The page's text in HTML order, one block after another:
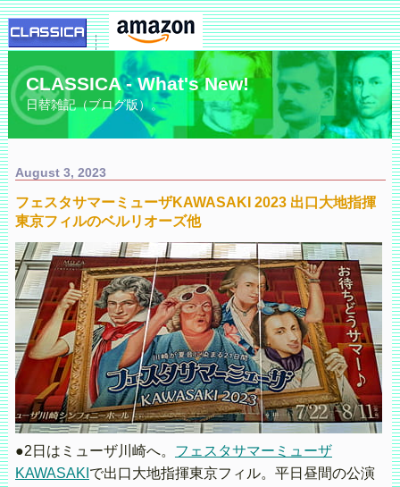
CLASSICA - What's New!
日替雑記（ブログ版）。
August 3, 2023
フェスタサマーミューザKAWASAKI 2023 出口大地指揮
東京フィルのベルリオーズ他
●2日はミューザ川崎へ。 フェスタサマーミューザ
KAWASAKI で出口大地指揮東京フィル。平日昼間の公演